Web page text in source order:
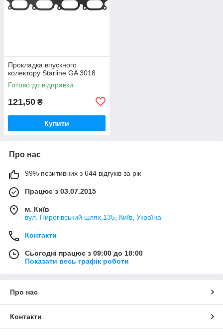
Прокладка впускного
колектору Starline GA 3018
Готово до відправки
121,50 ₴
Купити
Про нас
99% позитивних з 644 відгуків за рік
Працює з 03.07.2015
м. Київ
вул. Пирогівський шлях,135, Київ, Україна
Контакти
Сьогодні працює з 09:00 до 18:00
Показати весь графік роботи
Про нас
Контакти